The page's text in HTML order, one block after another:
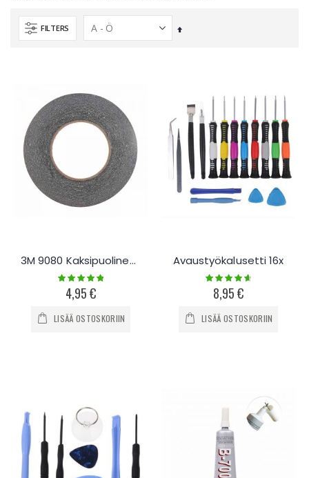
FILTERS
Laskevassa
3M 9080 Kaksipuolinen teippi
Rating:
100%
4,95 €
LISÄÄ OSTOSKORIIN
Avaustyökalusetti 16x
Rating:
95%
8,95 €
LISÄÄ OSTOSKORIIN